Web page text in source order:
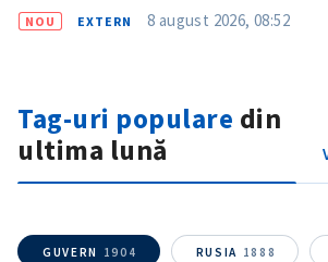
NOU EXTERN 8 august 2026, 08:52
Tag-uri populare din
ultima lună
GUVERN 1904 RUSIA 1888